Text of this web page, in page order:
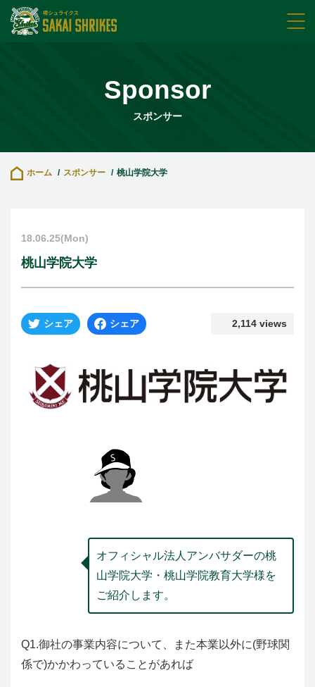
Sponsor
スポンサー
ホーム スポンサー 桃山学院大学
18.06.25(Mon)
桃山学院大学
シェア シェア 2,114 views
オフィシャル法人アンバサダーの桃
山学院大学・桃山学院教育大学様を
ご紹介します。
Q1.御社の事業内容について、また本業以外に(野球関
係で)かかわっていることがあれば